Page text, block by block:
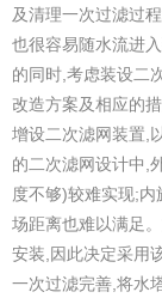
及清理一次过滤过
也很容易随水流进
的同时,考虑装设二
改造方案及相应的
增设二次滤网装置,
的二次滤网设计中,
度不够)较难实现;
场距离也难以满足
安装,因此决定采用
一次过滤完善,将水